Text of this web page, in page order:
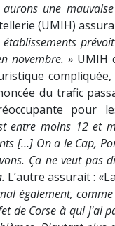
une
(UMIH)
novembre. » UMIH
du trafic
pour
entre moins 12 et
[…] On a le Cap,
Ça ne veut pas
L’autre assurait : «La
également,
de Corse à qui j'ai